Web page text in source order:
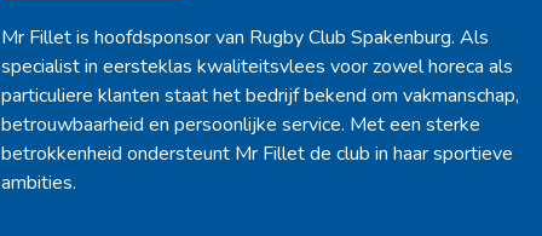
Mr Fillet is hoofdsponsor van Rugby Club Spakenburg. Als
specialist in eersteklas kwaliteitsvlees voor zowel horeca als
particuliere klanten staat het bedrijf bekend om vakmanschap,
betrouwbaarheid en persoonlijke service. Met een sterke
betrokkenheid ondersteunt Mr Fillet de club in haar sportieve
ambities.